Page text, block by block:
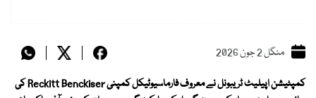
منگل 2 جون 2026
کمپٹیشن اپیلیٹ ٹریبونل نے معروف فارماسیوٹیکل کمپنی Reckitt Benckiser کی